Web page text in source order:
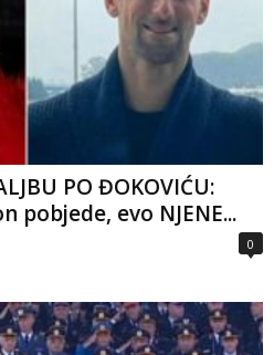
PO ĐOKOVIĆU:
pobjede, evo NJENE...
0